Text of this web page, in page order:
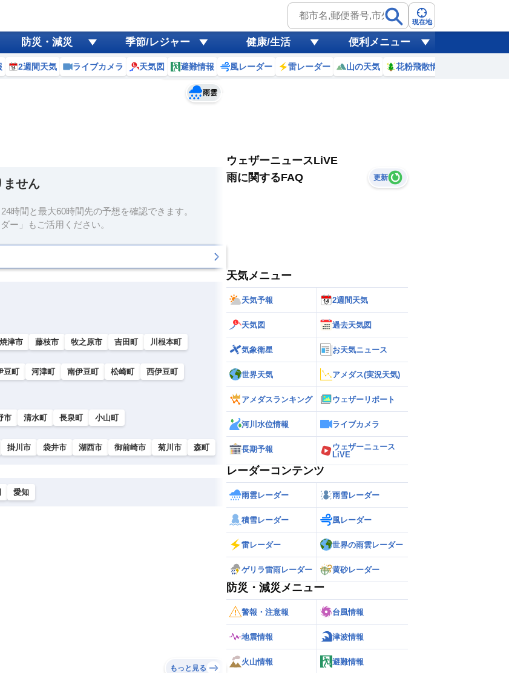
現在地
防災・減災 季節/レジャー 健康/生活 便利メニュー
2週間天気 ライブカメラ 天気図 避難情報 風レーダー 雷レーダー 山の天気 花粉飛散情報
雨雲
予報士コメント
黄砂
天気 台風
ません
時間と最大60時間先の予想を確認できます。
ー」もご活用ください。
焼津市 藤枝市 牧之原市 吉田町 川根本町
豆町 河津町 南伊豆町 松崎町
西伊豆町
市 清水町 長泉町 小山町
掛川市 袋井市 湖西市 御前崎市 菊川市 森町
愛知
もっと見る
ウェザーニュースLiVE
雨に関するFAQ
更新
天気メニュー
天気予報 2週間天気
天気図 過去天気図
気象衛星 お天気ニュース
世界天気 アメダス(実況天気)
アメダスランキング ウェザーリポート
河川水位情報 ライブカメラ
長期予報
ウェザーニュース
LiVE
レーダーコンテンツ
雨雲レーダー 雨雪レーダー
積雪レーダー 風レーダー
雷レーダー 世界の雨雲レーダー
ゲリラ雷雨レーダー 黄砂レーダー
防災・減災メニュー
警報・注意報 台風情報
地震情報 津波情報
火山情報 避難情報